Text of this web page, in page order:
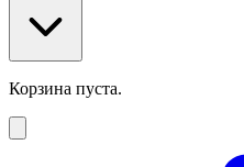
Корзина пуста.